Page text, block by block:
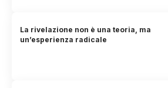
La rivelazione non è una teoria, ma
un’esperienza radicale